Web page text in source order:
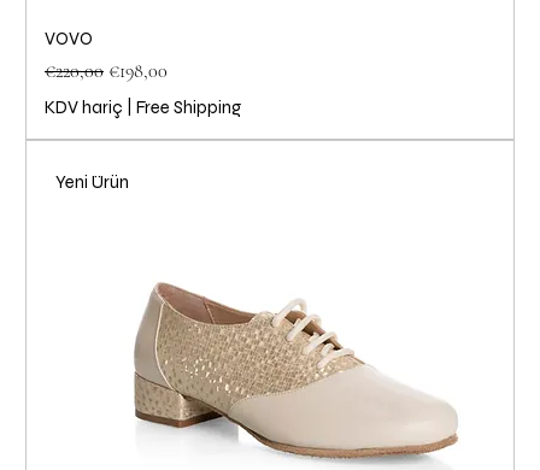
VOVO
Normal Fiyat
€220,00 İndirimli Fiyat
€198,00
KDV hariç Free Shipping
Yeni Ürün